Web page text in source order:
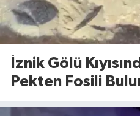
İznik Gölü
Pekten Fosili